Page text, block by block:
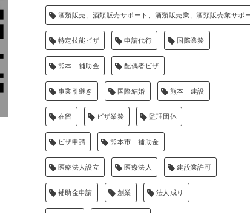
酒類販売、酒類販売サポート、酒類販売業、酒類販売業サポ
特定技能ビザ 申請代行 国際業務
熊本 補助金 配偶者ビザ
事業引継ぎ 国際結婚 熊本 建設
在留 ビザ業務 監理団体
ビザ申請 熊本市 補助金
医療法人設立 医療法人 建設業許可
補助金申請 創業 法人成り